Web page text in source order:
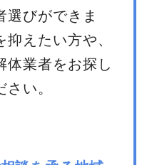
選びができま
えたい方や、
体業者をお探し
い。